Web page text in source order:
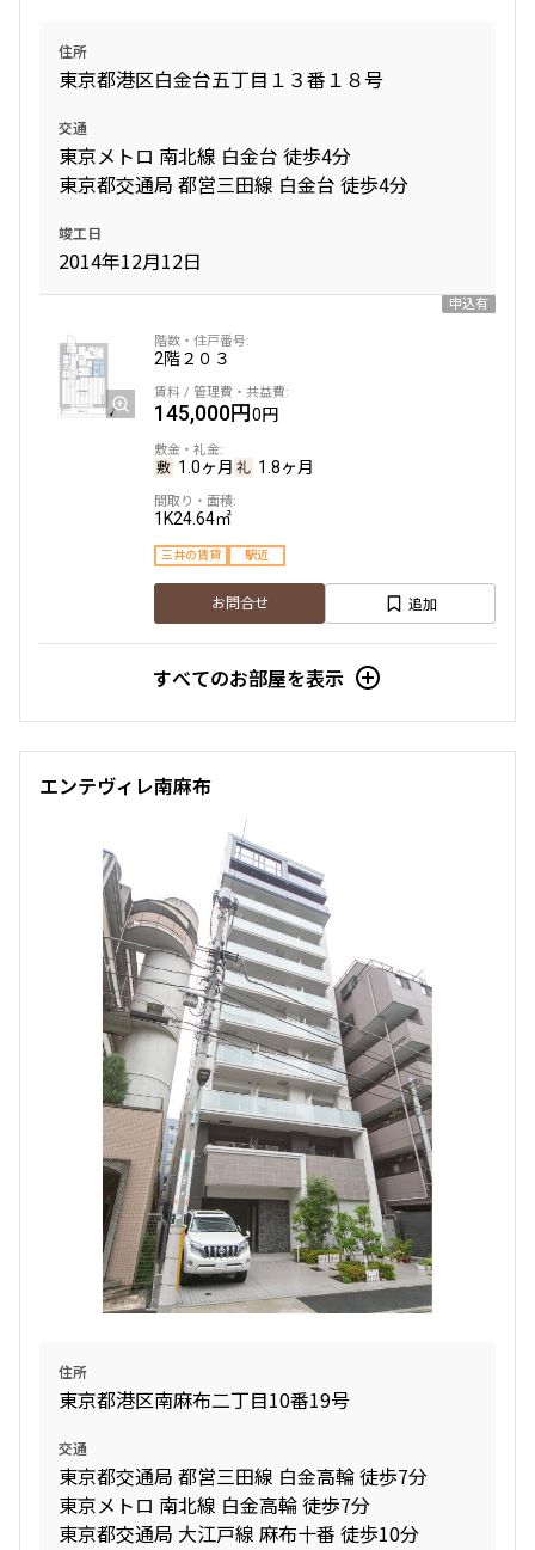
住所
東京都港区白金台五丁目１３番１８号
交通
東京メトロ 南北線 白金台 徒歩4分
東京都交通局 都営三田線 白金台 徒歩4分
竣工日
2014年12月12日
申込有
2階２０３
145,000円0円
1.0ヶ月 1.8ヶ月
1K24.64㎡
三井の賃貸 駅近
お問合せ 追加
すべてのお部屋を表示
エンテヴィレ南麻布
住所
東京都港区南麻布二丁目10番19号
交通
東京都交通局 都営三田線 白金高輪 徒歩7分
東京メトロ 南北線 白金高輪 徒歩7分
東京都交通局 大江戸線 麻布十番 徒歩10分